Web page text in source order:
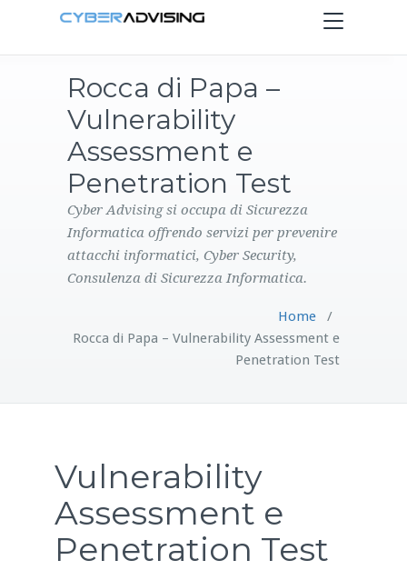
Toggle
navigation
PRODOTTI
CONTATTI
Rocca di Papa –
Vulnerability
Assessment e
Penetration Test
Cyber Advising si occupa di Sicurezza
Informatica offrendo servizi per prevenire
attacchi informatici, Cyber Security,
Consulenza di Sicurezza Informatica.
Home/
Rocca di Papa – Vulnerability Assessment e
Penetration Test
Vulnerability
Assessment e
Penetration Test